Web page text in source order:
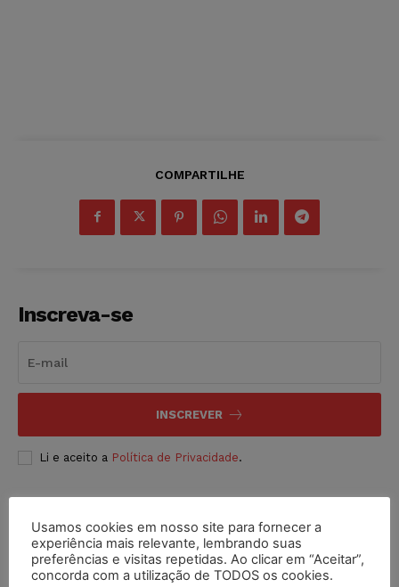
COMPARTILHE
Inscreva-se
INSCREVER
Li e aceito a Política de Privacidade.
Usamos cookies em nosso site para fornecer a
experiência mais relevante, lembrando suas
preferências e visitas repetidas. Ao clicar em “Aceitar”,
concorda com a utilização de TODOS os cookies.